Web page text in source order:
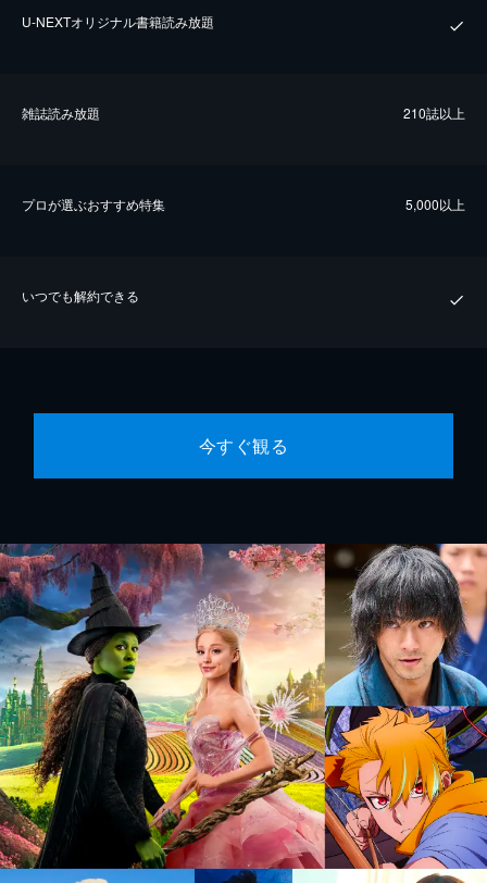
U-NEXTオリジナル書籍読み放題
雑誌読み放題 210誌以上
プロが選ぶおすすめ特集 5,000以上
いつでも解約できる
今すぐ観る